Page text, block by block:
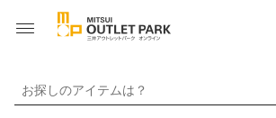
お探しのアイテムは？